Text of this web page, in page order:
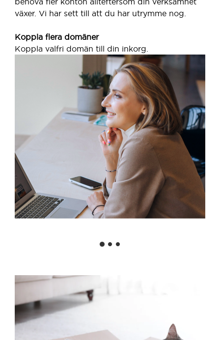
växer. Vi har sett till att du har utrymme nog.
Koppla flera domäner
Koppla valfri domän till din inkorg.